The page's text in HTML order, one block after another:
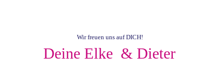
Wir freuen uns auf DICH!
Deine Elke & Dieter